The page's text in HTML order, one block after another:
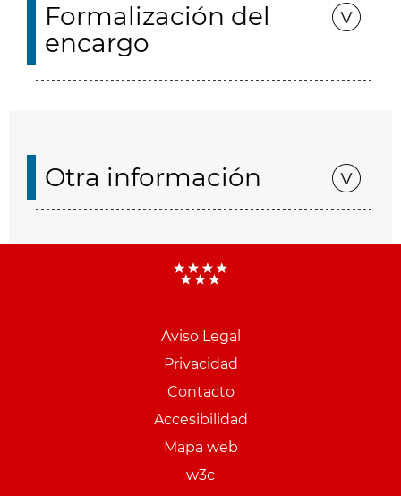
Formalización del
encargo
Otra información
Aviso Legal
Privacidad
Contacto
Accesibilidad
Mapa web
w3c